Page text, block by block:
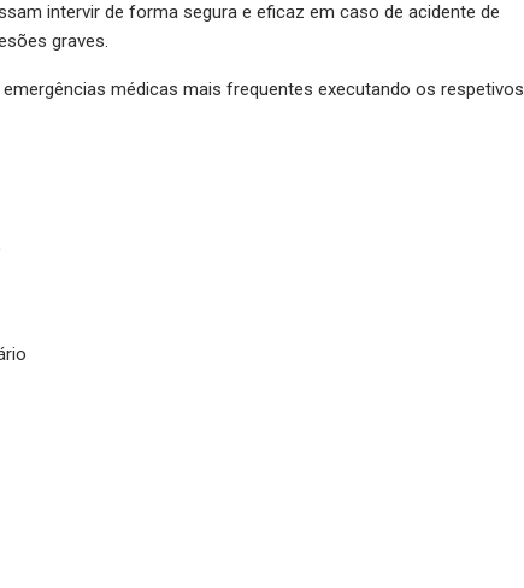
intervir de forma segura e eficaz em caso de acidente de
graves.
médicas mais frequentes executando os respetivos